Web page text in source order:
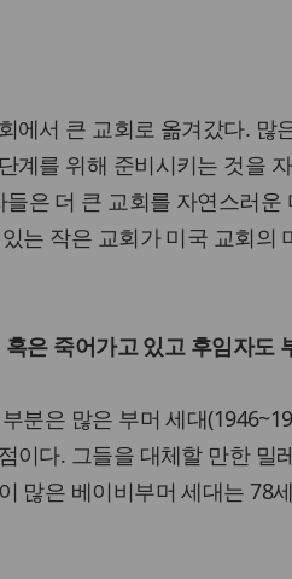
에서 큰 교회로 옮겨갔다. 많
계를 위해 준비시키는 것을
은 더 큰 교회를 자연스러
는 작은 교회가 미국 교회의
은 죽어가고 있고 후임자도
분은 많은 부머 세대
이다. 그들을 대체할 만한 밀
많은 베이비부머 세대는 78